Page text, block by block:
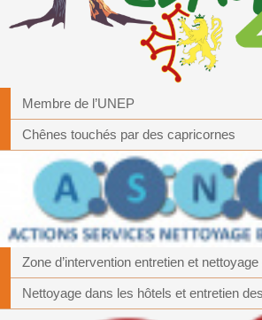
Membre de l’UNEP
Chênes touchés par des capricornes
Zone d’intervention entretien et
Nettoyage dans les hôtels et entretien